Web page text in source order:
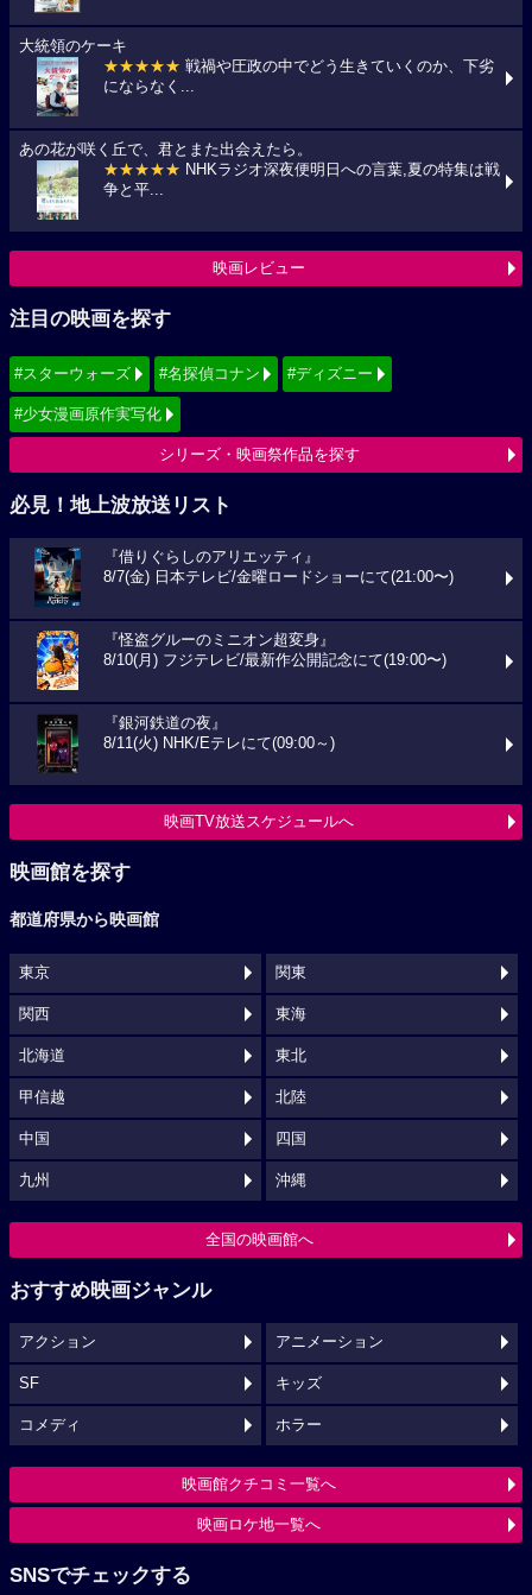
大統領のケーキ
★★★★★ 戦禍や圧政の中でどう生きていくのか、下劣
にならなく...
あの花が咲く丘で、君とまた出会えたら。
★★★★★ NHKラジオ深夜便明日への言葉,夏の特集は戦
争と平...
映画レビュー
注目の映画を探す
#スターウォーズ #名探偵コナン #ディズニー
#少女漫画原作実写化
シリーズ・映画祭作品を探す
必見！地上波放送リスト
『借りぐらしのアリエッティ』
8/7(金) 日本テレビ/金曜ロードショーにて(21:00〜)
『怪盗グルーのミニオン超変身』
8/10(月) フジテレビ/最新作公開記念にて(19:00〜)
『銀河鉄道の夜』
8/11(火) NHK/Eテレにて(09:00～)
映画TV放送スケジュールへ
映画館を探す
都道府県から映画館
東京 関東
関西 東海
北海道 東北
甲信越 北陸
中国 四国
九州 沖縄
全国の映画館へ
おすすめ映画ジャンル
アクション アニメーション
SF キッズ
コメディ ホラー
映画館クチコミ一覧へ
映画ロケ地一覧へ
SNSでチェックする